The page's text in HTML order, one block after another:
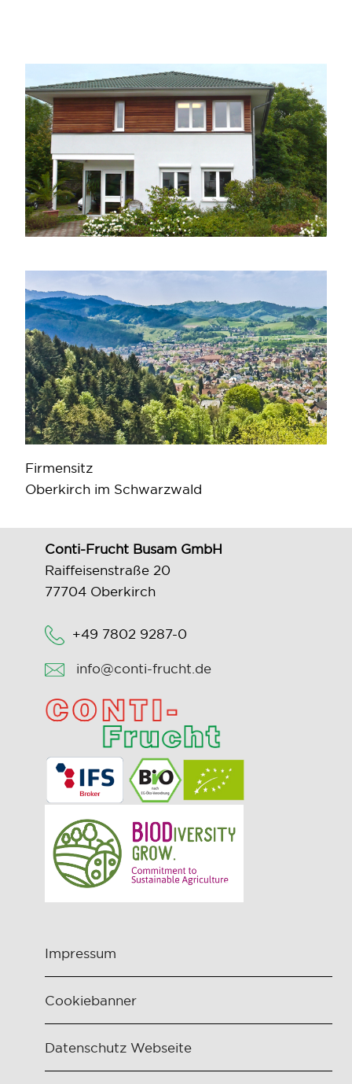
Firmensitz
Oberkirch im Schwarzwald
Conti-Frucht Busam GmbH
Raiffeisenstraße 20
77704 Oberkirch
+49 7802 9287-0
info@conti-frucht.de
Impressum
Cookiebanner
Datenschutz Webseite